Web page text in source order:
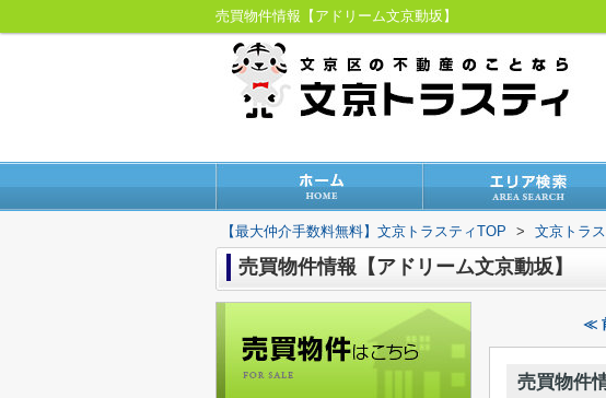
売買物件情報【アドリーム文京動坂】
【最大仲介手数料無料】文京トラスティTOP > 文京トラ
売買物件情報【アドリーム文京動坂】
≪
売買物件